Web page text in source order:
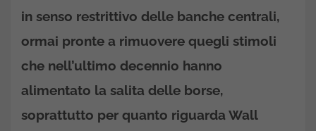
in senso restrittivo delle banche centrali,
ormai pronte a rimuovere quegli stimoli
che nell’ultimo decennio hanno
alimentato la salita delle borse,
soprattutto per quanto riguarda Wall